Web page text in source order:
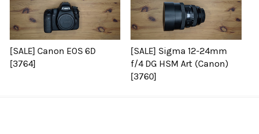
[SALE] Canon EOS 6D
[3764]
[SALE] Sigma 12-24mm
f/4 DG HSM Art (Canon)
[3760]